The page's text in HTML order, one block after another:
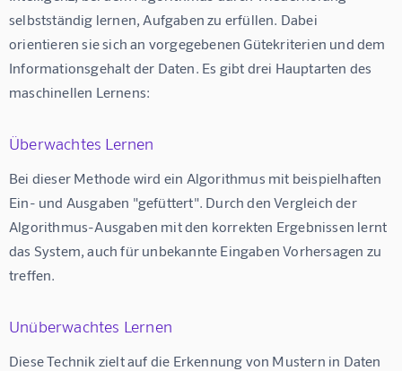
selbstständig lernen, Aufgaben zu erfüllen. Dabei
orientieren sie sich an vorgegebenen Gütekriterien und dem
Informationsgehalt der Daten. Es gibt drei Hauptarten des
maschinellen Lernens:
Überwachtes Lernen
Bei dieser Methode wird ein Algorithmus mit beispielhaften
Ein- und Ausgaben "gefüttert". Durch den Vergleich der
Algorithmus-Ausgaben mit den korrekten Ergebnissen lernt
das System, auch für unbekannte Eingaben Vorhersagen zu
treffen.
Unüberwachtes Lernen
Diese Technik zielt auf die Erkennung von Mustern in Daten